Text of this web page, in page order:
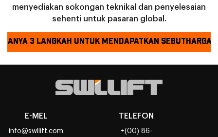
menyediakan sokongan teknikal dan penyelesaian
sehenti untuk pasaran global.
HANYA 3 LANGKAH UNTUK MENDAPATKAN SEBUTHARGA !
E-MEL
info@swllift.com
TELEFON
+(00) 86-